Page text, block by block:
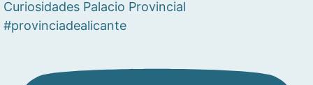
Curiosidades Palacio Provincial
#provinciadealicante